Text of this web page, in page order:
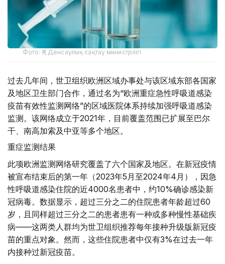
Фото: ҚР Денсаулық сақтау министрлігі
过去几年间，世卫组织欧洲区域办事处与该区域东部各国家
及地区卫生部门合作，通过名为“欧洲重症急性呼吸道感染
疫苗有效性监测网络”的区域医院体系持续加强呼吸道感染
监测。该网络成立于2021年，目前覆盖范围已扩展至巴尔
干、南高加索及中亚等多个地区。
重症监测结果
此项欧洲监测网络研究覆盖了六个国家及地区。在新冠疫情
被宣布结束后的第一年（2023年5月至2024年4月），因急
性呼吸道感染住院的近4000名患者中，约10%确诊感染新
冠病毒。数据显示，超过三分之二的住院患者年龄超过60
岁，且同样超过三分之二的患者患有一种或多种慢性基础疾
病——这两类人群均为世卫组织推荐每年接种升级版新冠疫
苗的重点对象。然而，这些住院患者中仅有3%在过去一年
内接种过新冠疫苗。